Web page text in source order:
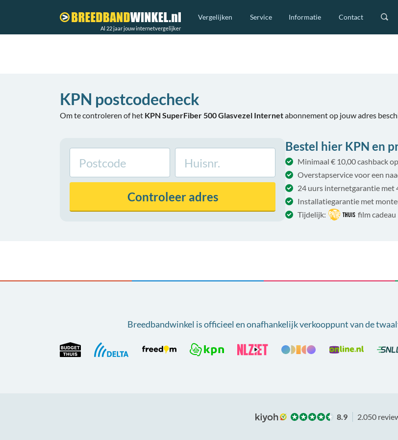
Al 22 jaar jouw internetvergelijker
Vergelijken Service Informatie Contact
KPN postcodecheck
Om te controleren of het KPN SuperFiber 500 Glasvezel Internetabonnement op jouw adres
Controleeradres
Bestel hier KPN en
Minimaal € 10,00 cashback
Overstapservice voor een
24 uurs internetgarantie met
Installatiegarantie met
Tijdelijk:
film cadeau
Breedbandwinkel is officieel en onafhankelijk verkooppunt vande
8.9 2.050